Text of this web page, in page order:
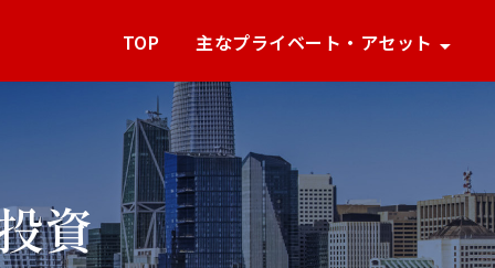
TOP 主なプライベート・アセット
資